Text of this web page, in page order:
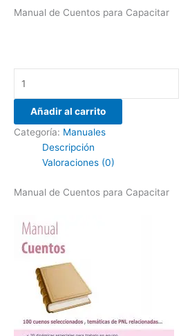
Manual de Cuentos para Capacitar
Añadir al carrito
Categoría: Manuales
Descripción
Valoraciones (0)
Manual de Cuentos para Capacitar